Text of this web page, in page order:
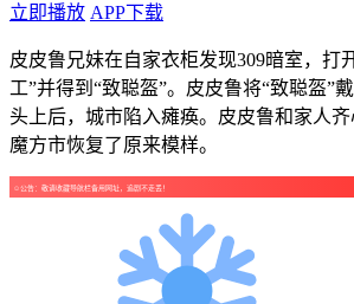
立即播放 APP下载
皮皮鲁兄妹在自家衣柜发现309暗室，打
工”并得到“致聪盔”。皮皮鲁将“致聪盔”
头上后，城市陷入瘫痪。皮皮鲁和家人齐
魔方市恢复了原来模样。
☺公告：敬请收藏导航栏备用网址，追剧不走丢！